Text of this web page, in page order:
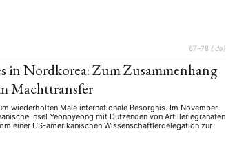
67–78 {:de}
in Nordkorea: Zum Zusammenhang
Machttransfer
wiederholten Male internationale Besorgnis. Im November
Insel Yeonpyeong mit Dutzenden von Artilleriegranaten
einer US-amerikanischen Wissenschaftlerdelegation zur